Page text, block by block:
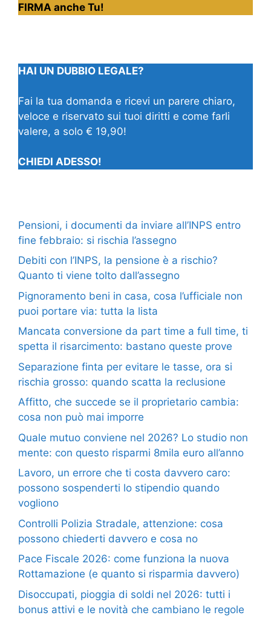
FIRMA anche Tu!
HAI UN DUBBIO LEGALE?
Fai la tua domanda e ricevi un parere chiaro,
veloce e riservato sui tuoi diritti e come farli
valere, a solo € 19,90!
CHIEDI ADESSO!
Pensioni, i documenti da inviare all’INPS entro
fine febbraio: si rischia l’assegno
Debiti con l’INPS, la pensione è a rischio?
Quanto ti viene tolto dall’assegno
Pignoramento beni in casa, cosa l’ufficiale non
puoi portare via: tutta la lista
Mancata conversione da part time a full time, ti
spetta il risarcimento: bastano queste prove
Separazione finta per evitare le tasse, ora si
rischia grosso: quando scatta la reclusione
Affitto, che succede se il proprietario cambia:
cosa non può mai imporre
Quale mutuo conviene nel 2026? Lo studio non
mente: con questo risparmi 8mila euro all’anno
Lavoro, un errore che ti costa davvero caro:
possono sospenderti lo stipendio quando
vogliono
Controlli Polizia Stradale, attenzione: cosa
possono chiederti davvero e cosa no
Pace Fiscale 2026: come funziona la nuova
Rottamazione (e quanto si risparmia davvero)
Disoccupati, pioggia di soldi nel 2026: tutti i
bonus attivi e le novità che cambiano le regole